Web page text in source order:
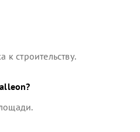
к строительству.
?
.